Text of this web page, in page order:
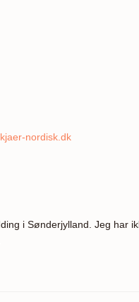
nordisk.dk
i Sønderjylland. Jeg har